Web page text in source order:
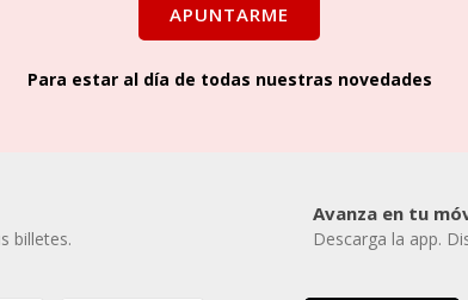
Para estar al día de todas nuestras novedades
billetes.
Avanza en tu
Descarga la app.